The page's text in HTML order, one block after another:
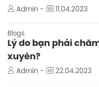
Admin - 11.04.2023
Blogs
Lý do bạn phải
xuyên?
Admin - 22.04.2023